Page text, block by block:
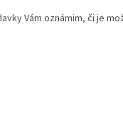
Vám oznámim, či je